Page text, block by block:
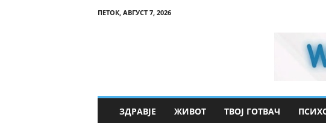
ПЕТОК, АВГУСТ 7, 2026
ЗДРАВЈЕ ЖИВОТ ТВОЈ ГОТВАЧ